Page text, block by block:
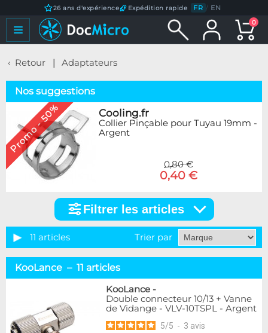
26 ans d'expérience Expédition rapide FR / EN
0
Retour Adaptateurs
Nos suggestions
Promo - 50% Cooling.fr
Collier Pinçable pour Tuyau 19mm -
Argent
0,80 €
0,40 €
articles
Catégorie
Raccord Autobloquant
5
Marque
Alphacool
146
Filtrer les articles
11 articles Trier par
KooLance – 11 articles
KooLance -
Double connecteur 10/13 + Vanne
de Vidange - VLV-10TSPL - Argent
5/5 - 3 avis